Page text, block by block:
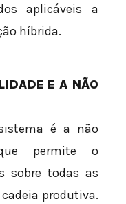
aplicáveis a
híbrida.
E A NÃO
é a não
permite o
sobre todas as
produtiva.